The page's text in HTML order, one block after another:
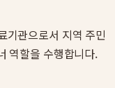
기관으로서 지역 주민
역할을 수행합니다.